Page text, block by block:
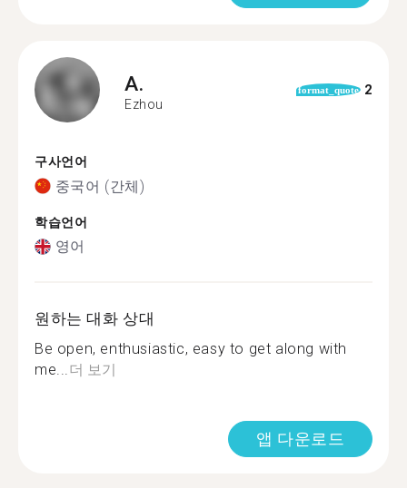
A.
Ezhou
format_quote 2
구사언어
중국어 (간체)
학습언어
영어
원하는 대화 상대
Be open, enthusiastic, easy to get along with
me...더 보기
앱 다운로드